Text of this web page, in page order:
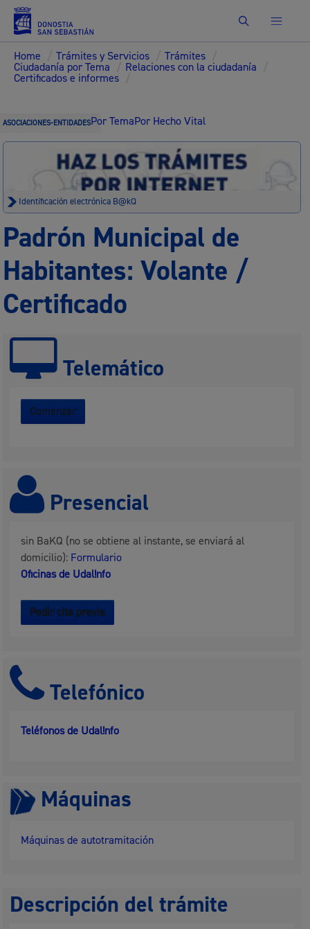
Buscar
Home / Trámites y Servicios / Trámites /
Ciudadanía por Tema / Relaciones con la ciudadanía /
Certificados e informes /
ASOCIACIONES-ENTIDADESPor TemaPor Hecho Vital
Identificación electrónica B@kQ
Padrón Municipal de
Habitantes: Volante /
Certificado
Telemático
Comenzar
Presencial
sin BaKQ (no se obtiene al instante, se enviará al
domicilio): Formulario
Oficinas de Udal!nfo
Pedir cita previa
Telefónico
Teléfonos de Udal!nfo
Máquinas
Máquinas de autotramitación
Descripción del trámite